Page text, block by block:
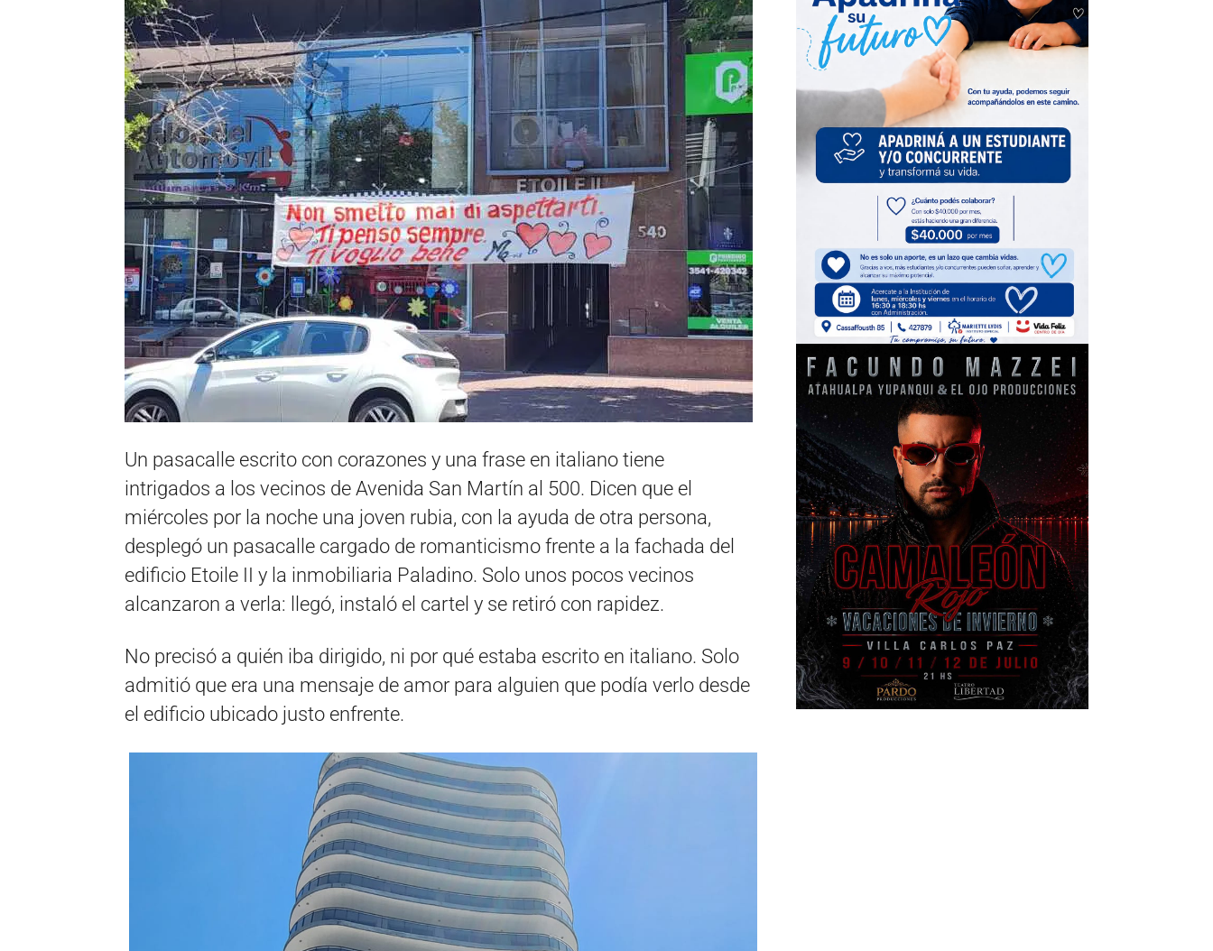
Un pasacalle escrito con corazones y una frase en italiano tiene
intrigados a los vecinos de Avenida San Martín al 500. Dicen que el
miércoles por la noche una joven rubia, con la ayuda de otra persona,
desplegó un pasacalle cargado de romanticismo frente a la fachada del
edificio Etoile II y la inmobiliaria Paladino. Solo unos pocos vecinos
alcanzaron a verla: llegó, instaló el cartel y se retiró con rapidez.
No precisó a quién iba dirigido, ni por qué estaba escrito en italiano. Solo
admitió que era una mensaje de amor para alguien que podía verlo desde
el edificio ubicado justo enfrente.